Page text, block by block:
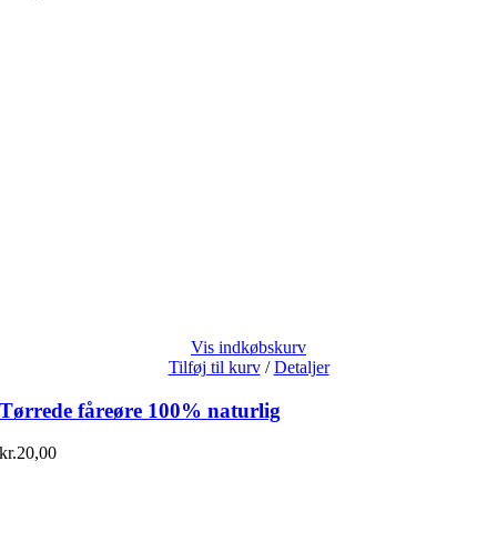
Vis indkøbskurv
Tilføj til kurv / Detaljer
Tørrede fåreøre 100% naturlig
kr.20,00